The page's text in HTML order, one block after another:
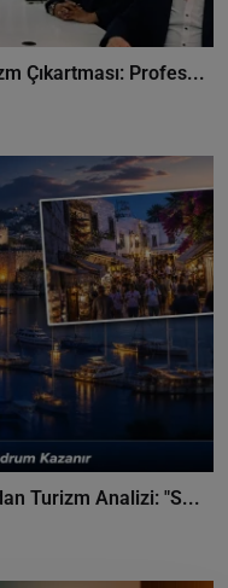
Çıkartması: Profes...
Turizm Analizi: "S...